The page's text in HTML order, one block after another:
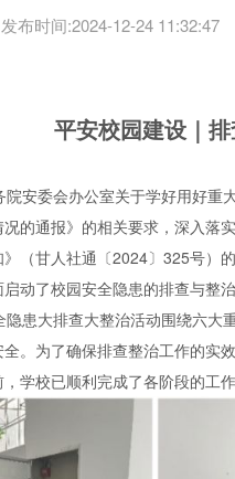
发布时间:2024-12-24 11:32:47
平安校园建设｜
安委会办公室关于学好用好
的通报》的相关要求，深入落
（甘人社通〔2024〕325号）
动了校园安全隐患的排查与整
患大排查大整治活动围绕六
。为了确保排查整治工作的实
学校已顺利完成了各阶段的工作